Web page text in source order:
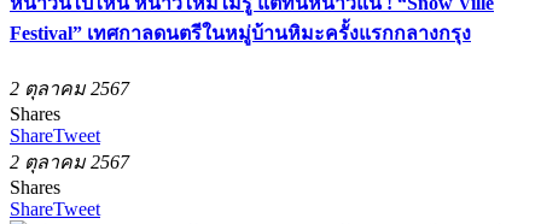
Festival” เทศกาลดนตรีในหมู่บ้านหิมะครั้งแรกกลางกรุง
2 ตุลาคม 2567
Shares
ShareTweet
2 ตุลาคม 2567
Shares
ShareTweet